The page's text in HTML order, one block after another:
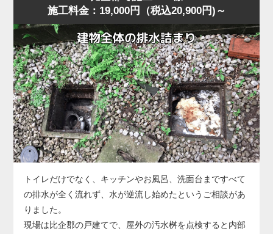
に排水される状態に回復しました。
作業後、お客様には「異物は見えなくても奥で止まってい
ることが多い」「無理に押し流そうとすると状態が悪化す
る」ことをお伝えし、子どもが触れやすい物はトイレ周辺
に置かないよう注意点もご案内しました。
に水位が上がり、明らかに排水経路の奥に問題がある様
子。
比企郡の住宅でもよくありますが、こうした「慢性的な詰
まり」は便器内部ではなく配管側に原因があることが多
く、ラバーカップや薬剤では根本的に改善しません。
今回の状況は、便器の手前では改善できないと判断し、便
器を一度取り外して配管へ直接アクセスする方法を選択し
ました。
便器脱着後、排水管の奥を確認すると、長年の汚れや固形
化した汚物が管内のカーブ部分で厚く堆積し、水の流れを
大きく妨げている状態。
このままでは再発を繰り返すため、業務用のトーラー（ワ
イヤー式排管清掃機）を使用し、固着した詰まりを貫通・
除去する作業を実施しました。
数回の施工で厚い固まりが崩れ、通水が一気に改善。
施工料金：19,000円（税込20,900円)～
トイレだけでなく、キッチンやお風呂、洗面台まですべて
の排水が全く流れず、水が逆流し始めたというご相談があ
りました。
現場は比企郡の戸建てで、屋外の汚水桝を点検すると内部